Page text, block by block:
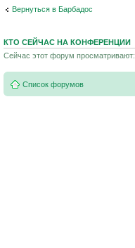
Вернуться в Барбадос
КТО СЕЙЧАС НА КОНФЕРЕНЦИИ
Сейчас этот форум просматривают:
Список форумов